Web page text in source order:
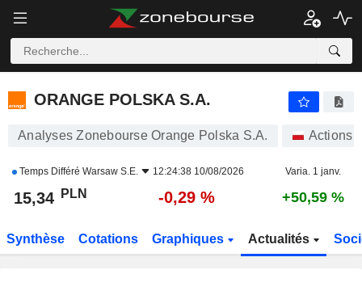
ORANGE POLSKA S.A.
ORANGE POLSKA S.A.
Analyses Zonebourse Orange Polska S.A. Actions
Temps Différé Warsaw S.E. 12:24:38 10/08/2026 Varia. 1 janv.
15,34 PLN -0,29 % +50,59 %
Synthèse Cotations Graphiques Actualités